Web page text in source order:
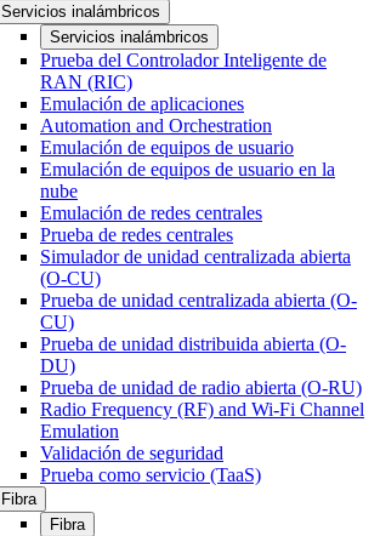
Servicios inalámbricos
Servicios inalámbricos
Prueba del Controlador Inteligente de
RAN (RIC)
Emulación de aplicaciones
Automation and Orchestration
Emulación de equipos de usuario
Emulación de equipos de usuario en la
nube
Emulación de redes centrales
Prueba de redes centrales
Simulador de unidad centralizada abierta
(O-CU)
Prueba de unidad centralizada abierta (O-
CU)
Prueba de unidad distribuida abierta (O-
DU)
Prueba de unidad de radio abierta (O-RU)
Radio Frequency (RF) and Wi-Fi Channel
Emulation
Validación de seguridad
Prueba como servicio (TaaS)
Fibra
Fibra